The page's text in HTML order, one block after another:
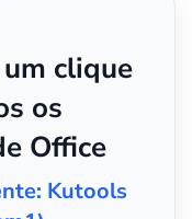
clique
os
Office
Kutools